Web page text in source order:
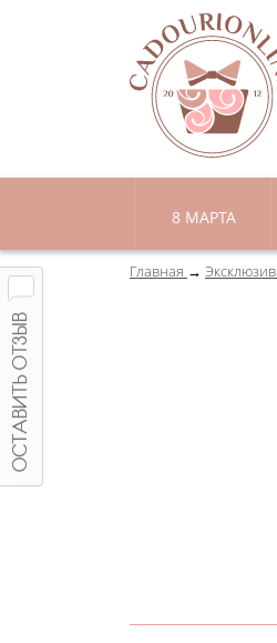
8 МАРТА
Главная Эксклюзив